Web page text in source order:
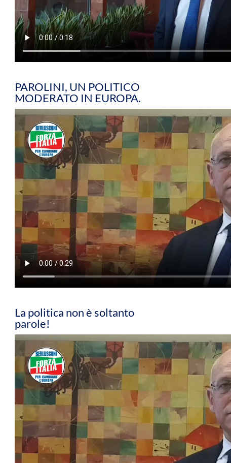
PAROLINI, UN POLITICO
MODERATO IN EUROPA.
La politica non è soltanto
parole!